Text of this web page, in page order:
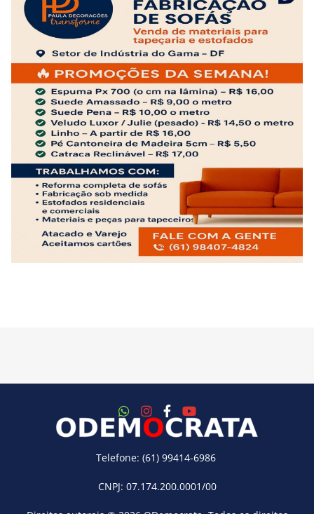
Telefone: (61) 99414-6986
CNPJ: 07.174.200.0001/00